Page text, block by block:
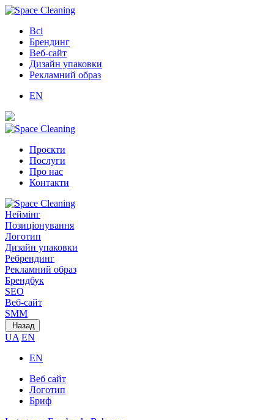
Всі
Брендинг
Веб-сайт
Дизайн упаковки
Рекламний образ
EN
Проєкти
Послуги
Про нас
Контакти
Неймінг
Позиціонування
Логотип
Дизайн упаковки
Ребрендинг
Рекламний образ
Брендбук
SEO
Веб-сайт
SMM
Назад
UA EN
EN
Веб сайт
Логотип
Бриф